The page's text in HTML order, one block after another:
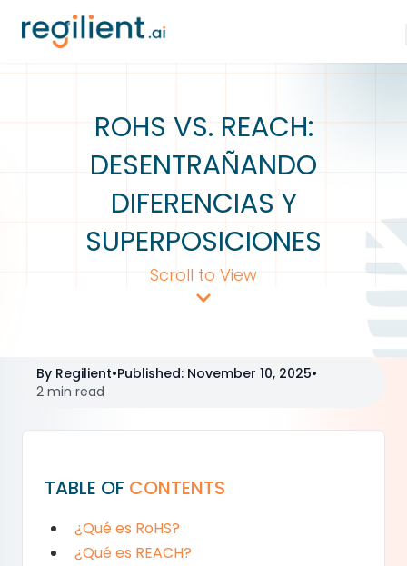
ROHS VS. REACH:
DESENTRAÑANDO
DIFERENCIAS Y
SUPERPOSICIONES
Scroll to View
By Regilient•Published: November 10, 2025•
2 min read
TABLE OF CONTENTS
¿Qué es RoHS?
¿Qué es REACH?